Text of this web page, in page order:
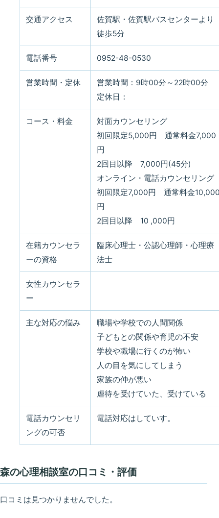
交通アクセス
佐賀駅・佐賀駅バスセンターより
徒歩5分
電話番号 0952-48-0530
営業時間・定休
営業時間：9時00分～22時00分
定休日：
コース・料金
対面カウンセリング
初回限定5,000円 通常料金7,000
円
2回目以降 7,000円(45分)
オンライン・電話カウンセリング
初回限定7,000円 通常料金
円
2回目以降 10 ,000円
在籍カウンセラ
ーの資格
臨床心理士・公認心理師・心理療
法士
女性カウンセラ
ー
主な対応の悩み
職場や学校での人間関係
子どもとの関係や育児の不安
学校や職場に行くのが怖い
人の目を気にしてしまう
家族の仲が悪い
虐待を受けていた、受けている
電話カウンセリ
ングの可否
電話対応はしていす。
森の心理相談室の口コミ・評価
口コミは見つかりませんでした。